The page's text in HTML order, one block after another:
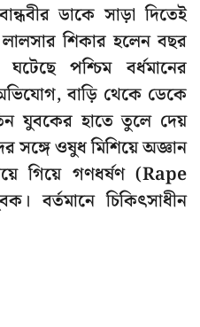
ডাকে সাড়া দিতেই
শিকার হলেন বছর
পশ্চিম বর্ধমানের
বাড়ি থেকে ডেকে
যুবকের হাতে তুলে দেয়
সঙ্গে ওষুধ মিশিয়ে অজ্ঞান
গিয়ে গণধর্ষণ (Rape
বর্তমানে চিকিৎসাধীন